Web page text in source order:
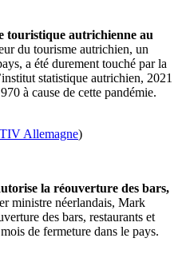
touristique autrichienne au
du tourisme autrichien, un
a été durement touché par la
statistique autrichien, 2021
à cause de cette pandémie.
Allemagne)
la réouverture des bars,
ministre néerlandais, Mark
des bars, restaurants et
de fermeture dans le pays.